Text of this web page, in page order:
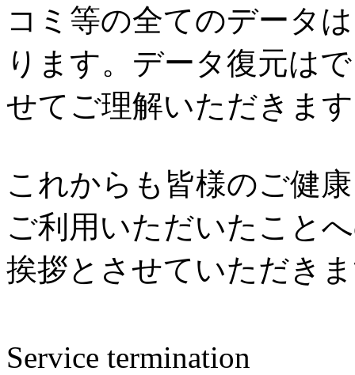
コミ等の全てのデータ
ります。データ復元は
せてご理解いただきま
これからも皆様のご健
ご利用いただいたこと
挨拶とさせていただき
Service termination